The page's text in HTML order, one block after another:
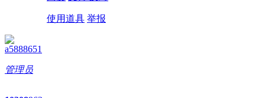
使用道具 举报
a5888651
管理员